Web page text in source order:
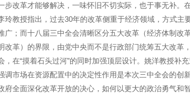
步改革才能够解决，一味怀旧不切实际，也于事无补。
玲教授指出，过去30年的改革侧重于经济领域，方式主
广；而十八届三中全会清晰区分五大改革（经济体制改
改革）的界限，由党中央而不是行政部门统筹五大改革
，在“摸着石头过河”的同时加强顶层设计。姚洋教授补
调市场在资源配置中的决定性作用是本次三中全会的创
府全面深化改革开放的决心，如何以更大的政治勇气和